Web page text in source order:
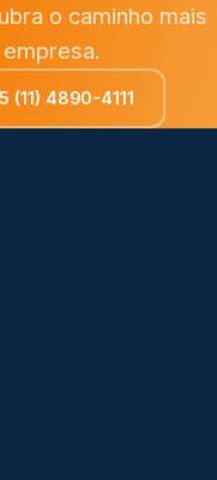
o caminho mais
(11) 4890-4111